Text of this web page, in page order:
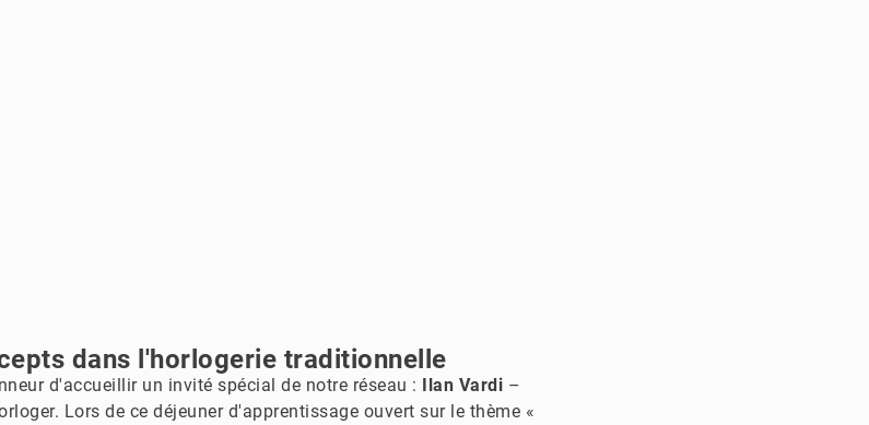
dans l'horlogerie traditionnelle
d'accueillir un invité spécial de notre réseau : Ilan Vardi –
Lors de ce déjeuner d'apprentissage ouvert sur le thème «